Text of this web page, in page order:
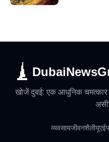
खोजें दुबई: एक आधुनिक
व्यवसायजीवनशैलीयूएई